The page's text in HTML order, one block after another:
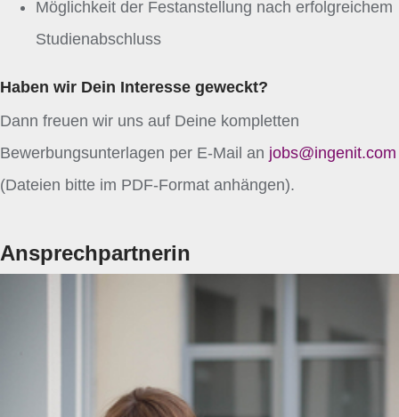
Möglichkeit der Festanstellung nach erfolgreichem
Studienabschluss
Haben wir Dein Interesse geweckt?
Dann freuen wir uns auf Deine kompletten
Bewerbungsunterlagen per E-Mail an jobs@ingenit.com
(Dateien bitte im PDF-Format anhängen).
Ansprechpartnerin